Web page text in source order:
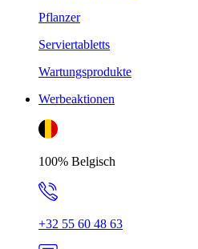
Pflanzer
Serviertabletts
Wartungsprodukte
Werbeaktionen
100% Belgisch
+32 55 60 48 63